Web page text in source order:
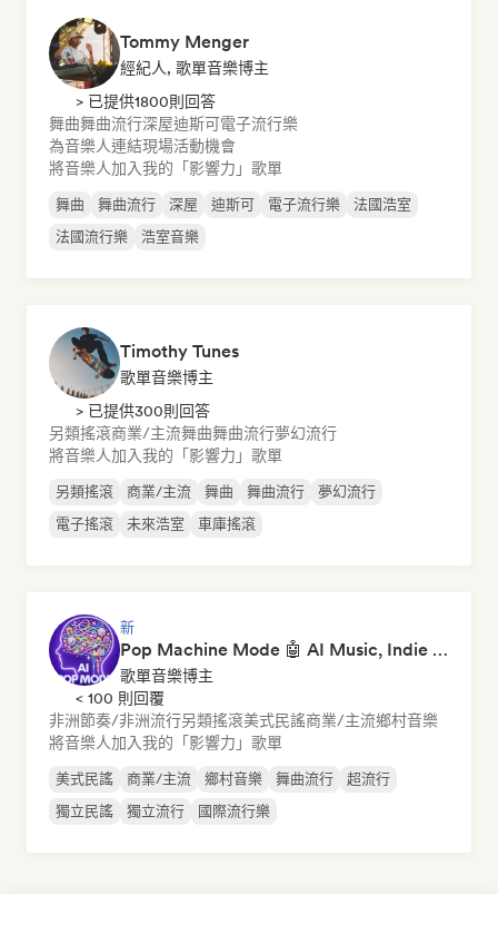
Tommy Menger
經紀人, 歌單音樂博主
> 已提供1800則回答
舞曲舞曲流行深屋迪斯可電子流行樂
為音樂人連結現場活動機會
將音樂人加入我的「影響力」歌單
舞曲 舞曲流行 深屋 迪斯可 電子流行樂
法國浩室
法國流行樂
浩室音樂
Timothy Tunes
歌單音樂博主
> 已提供300則回答
另類搖滾商業/主流舞曲舞曲流行夢幻流行
將音樂人加入我的「影響力」歌單
另類搖滾 商業/主流 舞曲 舞曲流行
夢幻流行
電子搖滾
未來浩室 車庫搖滾
新
Pop Machine Mode 🤖 AI Music, Indie Pop & Dream Pop
歌單音樂博主
< 100 則回覆
非洲節奏/非洲流行另類搖滾美式民謠商業/主流鄉村音樂
將音樂人加入我的「影響力」歌單
美式民謠 商業/主流 鄉村音樂 舞曲流行
超流行
獨立民謠
獨立流行 國際流行樂